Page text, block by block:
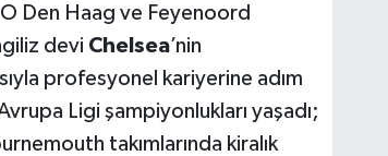
Den Haag ve Feyenoord
devi Chelsea’nin
profesyonel kariyerine adım
Ligi şampiyonlukları yaşadı;
takımlarında kiralık